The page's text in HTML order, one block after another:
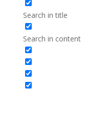
Search in title
Search in content